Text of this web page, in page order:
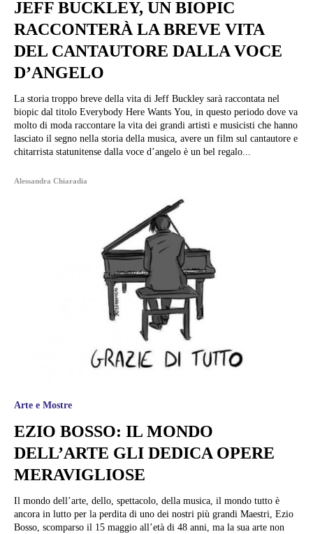
JEFF BUCKLEY, UN BIOPIC
RACCONTERÀ LA BREVE VITA
DEL CANTAUTORE DALLA VOCE
D’ANGELO
La storia troppo breve della vita di Jeff Buckley sarà raccontata nel
biopic dal titolo Everybody Here Wants You, in questo periodo dove va
molto di moda raccontare la vita dei grandi artisti e musicisti che hanno
lasciato il segno nella storia della musica, avere un film sul cantautore e
chitarrista statunitense dalla voce d’angelo è un bel regalo...
Alessandra Chiaradia
Arte e Mostre
EZIO BOSSO: IL MONDO
DELL’ARTE GLI DEDICA OPERE
MERAVIGLIOSE
Il mondo dell’arte, dello, spettacolo, della musica, il mondo tutto è
ancora in lutto per la perdita di uno dei nostri più grandi Maestri, Ezio
Bosso, scomparso il 15 maggio all’età di 48 anni, ma la sua arte non